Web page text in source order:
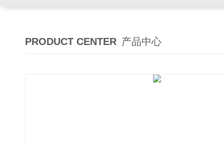
PRODUCT CENTER 产品中心